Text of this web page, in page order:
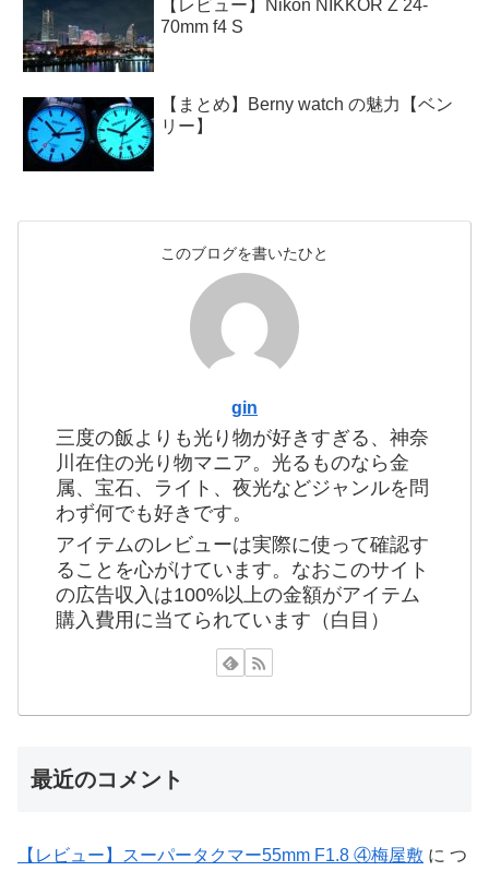
【レビュー】Nikon NIKKOR Z 24-
70mm f4 S
【まとめ】Berny watch の魅力【ベン
リー】
このブログを書いたひと
gin
三度の飯よりも光り物が好きすぎる、神奈
川在住の光り物マニア。光るものなら金
属、宝石、ライト、夜光などジャンルを問
わず何でも好きです。
アイテムのレビューは実際に使って確認す
ることを心がけています。なおこのサイト
の広告収入は100%以上の金額がアイテム
購入費用に当てられています（白目）
最近のコメント
【レビュー】スーパータクマー55mm F1.8 ④梅屋敷 に つ